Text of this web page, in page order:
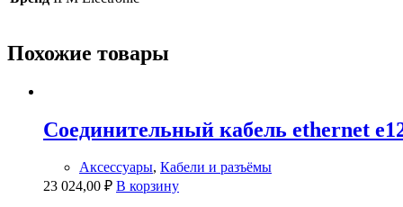
Похожие товары
Соединительный кабель ethernet
Аксессуары, Кабели и разъёмы
23 024,00 ₽ В корзину